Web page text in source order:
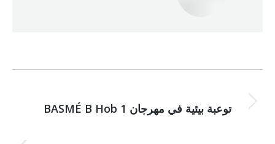
navigation
Nextتوعبة بيئية في مهرجان BASMÉ B Hob 1